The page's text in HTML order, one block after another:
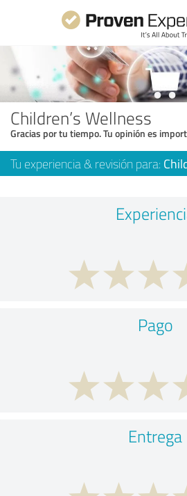
Children’s Wellness
Gracias por tu tiempo. Tu opinión es
Tu experiencia & revisión para:
Pago
Entrega